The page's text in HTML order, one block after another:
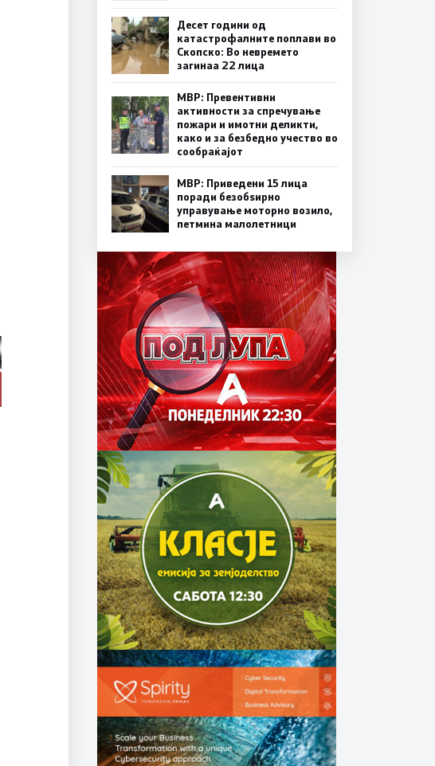
Десет години од
катастрофалните поплави во
Скопско: Во невремето
загинаа 22 лица
МВР: Превентивни
активности за спречување
пожари и имотни деликти,
како и за безбедно учество во
сообраќајот
МВР: Приведени 15 лица
поради безобѕирно
управување моторно возило,
петмина малолетници